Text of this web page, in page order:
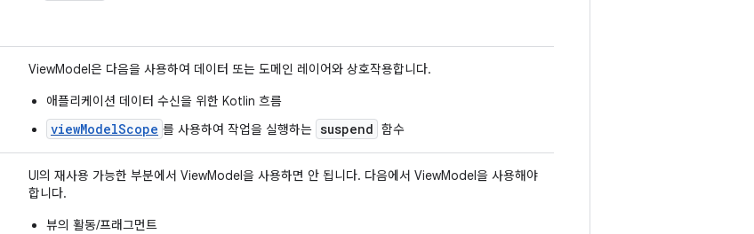
ViewModel은 다음을 사용하여 데이터 또는 도메인 레이어와 상호작용합니다.
애플리케이션 데이터 수신을 위한 Kotlin 흐름
viewModelScope 를 사용하여 작업을 실행하는 suspend 함수
UI의 재사용 가능한 부분에서 ViewModel을 사용하면 안 됩니다. 다음에서 ViewModel을 사용해야
합니다.
뷰의 활동/프래그먼트